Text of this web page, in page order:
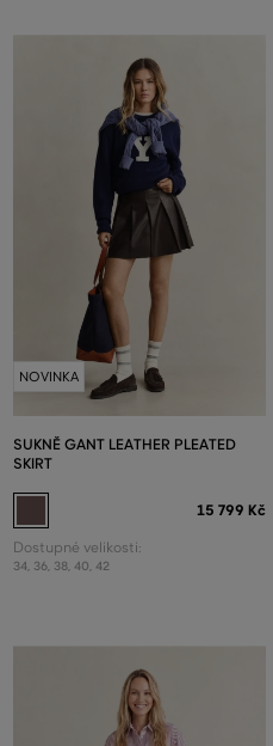
NOVINKA
SUKNĚ GANT LEATHER PLEATED
SKIRT
15 799 Kč
Dostupné velikosti:
34, 36, 38, 40, 42